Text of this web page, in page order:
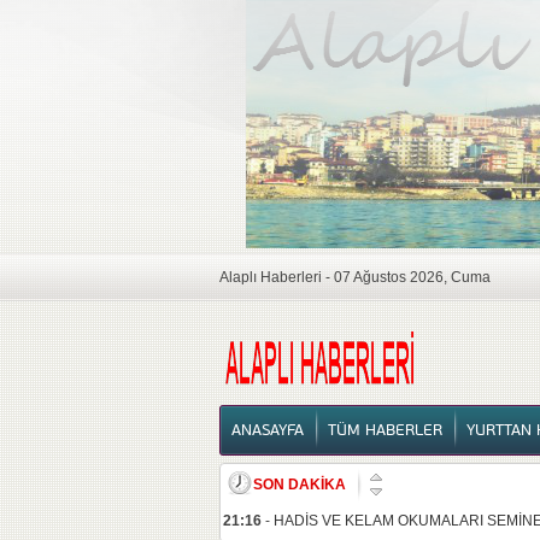
Alaplı Haberleri - 07 Ağustos 2026, Cuma
ANASAYFA
ANASAYFA TÜM HABERLER YURTTAN
SON DAKİKA
21:16 - HADİS VE KELAM OKUMALARI